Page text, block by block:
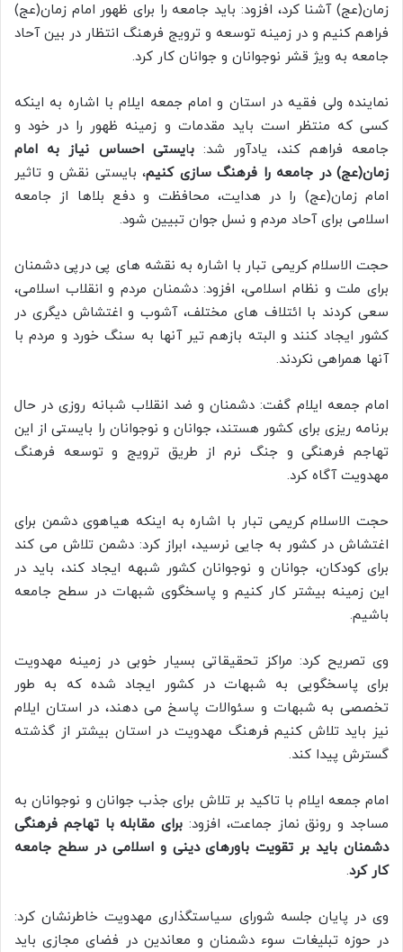
زمان(عج) آشنا کرد، افزود: باید جامعه را برای ظهور امام زمان(عج)
فراهم کنیم و در زمینه توسعه و ترویج فرهنگ انتظار در بین آحاد
جامعه به ویژ قشر نوجوانان و جوانان کار کرد.
نماینده ولی فقیه در استان و امام جمعه ایلام با اشاره به اینکه
کسی که منتظر است باید مقدمات و زمینه ظهور را در خود و
جامعه فراهم کند، یادآور شد:بایستی احساس نیاز به امام
زمان(عج) در جامعه را فرهنگ سازی کنیم، بایستی نقش و تاثیر
امام زمان(عج) را در هدایت، محافظت و دفع بلاها از جامعه
اسلامی برای آحاد مردم و نسل جوان تبیین شود.
حجت الاسلام کریمی تبار با اشاره به نقشه های پی درپی دشمنان
برای ملت و نظام اسلامی، افزود: دشمنان مردم و انقلاب اسلامی،
سعی کردند با ائتلاف های مختلف، آشوب و اغتشاش دیگری در
کشور ایجاد کنند و البته بازهم تیر آنها به سنگ خورد و مردم با
آنها همراهی نکردند.
امام جمعه ایلام گفت: دشمنان و ضد انقلاب شبانه روزی در حال
برنامه ریزی برای کشور هستند، جوانان و نوجوانان را بایستی از این
تهاجم فرهنگی و جنگ نرم از طریق ترویج و توسعه فرهنگ
مهدویت آگاه کرد.
حجت الاسلام کریمی تبار با اشاره به اینکه هیاهوی دشمن برای
اغتشاش در کشور به جایی نرسید، ابراز کرد: دشمن تلاش می کند
برای کودکان، جوانان و نوجوانان کشور شبهه ایجاد کند، باید در
این زمینه بیشتر کار کنیم و پاسخگوی شبهات در سطح جامعه
باشیم.
وی تصریح کرد: مراکز تحقیقاتی بسیار خوبی در زمینه مهدویت
برای پاسخگویی به شبهات در کشور ایجاد شده که به طور
تخصصی به شبهات و سئوالات پاسخ می دهند، در استان ایلام
نیز باید تلاش کنیم فرهنگ مهدویت در استان بیشتر از گذشته
گسترش پیدا کند.
امام جمعه ایلام با تاکید بر تلاش برای جذب جوانان و نوجوانان به
مساجد و رونق نماز جماعت، افزود: برای مقابله با تهاجم فرهنگی
دشمنان باید بر تقویت باورهای دینی و اسلامی در سطح جامعه
کار کرد.
وی در پایان جلسه شورای سیاستگذاری مهدویت خاطرنشان کرد:
در حوزه تبلیغات سوء دشمنان و معاندین در فضای مجازی باید